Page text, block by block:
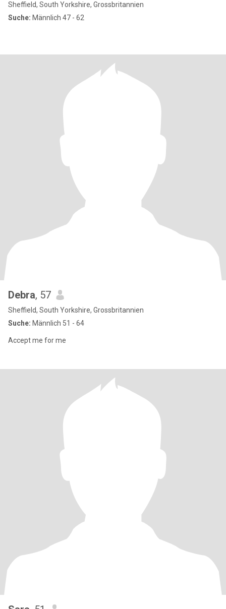
Sheffield, South Yorkshire, Grossbritannien
Suche: Männlich 47 - 62
Debra, 57
Sheffield, South Yorkshire, Grossbritannien
Suche: Männlich 51 - 64
Accept me for me